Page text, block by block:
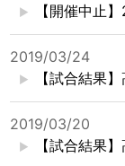
【開催中止
2019/03/24
【試合結果
2019/03/20
【試合結果